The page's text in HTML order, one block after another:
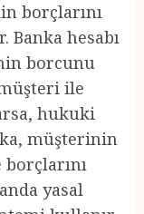
borçlarını
Banka hesabı
borcunu
ile
hukuki
müşterinin
yasal